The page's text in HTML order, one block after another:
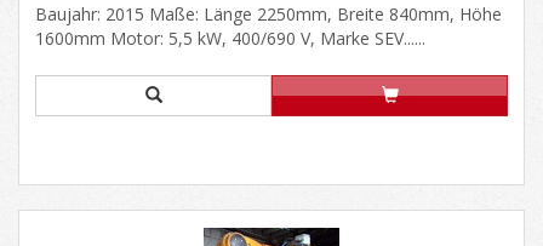
Baujahr: 2015 Maße: Länge 2250mm, Breite 840mm, Höhe
1600mm Motor: 5,5 kW, 400/690 V, Marke SEV......